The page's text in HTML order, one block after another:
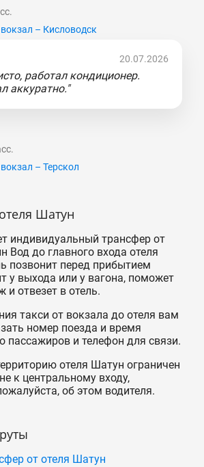
– Кисловодск
20.07.2026
работал кондиционер.
аккуратно."
– Терскол
Шатун
индивидуальный трансфер от
до главного входа отеля
позвонит перед прибытием
у выхода или у вагона, поможет
и отвезет в отель.
такси от вокзала до отеля вам
номер поезда и время
пассажиров и телефон для связи.
отеля Шатун ограничен
к центральному входу,
об этом водителя.
от отеля Шатун